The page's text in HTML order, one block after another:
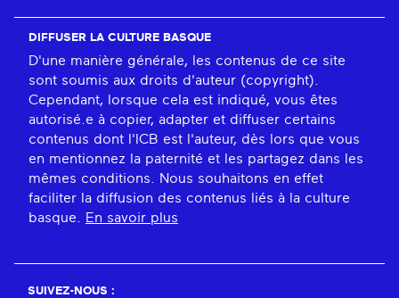
DIFFUSER LA CULTURE BASQUE
D'une manière générale, les contenus de ce site
sont soumis aux droits d'auteur (copyright).
Cependant, lorsque cela est indiqué, vous êtes
autorisé.e à copier, adapter et diffuser certains
contenus dont l'ICB est l'auteur, dès lors que vous
en mentionnez la paternité et les partagez dans les
mêmes conditions. Nous souhaitons en effet
faciliter la diffusion des contenus liés à la culture
basque.
En savoir plus
SUIVEZ-NOUS :